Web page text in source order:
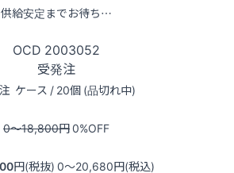
供給安定までお待ち…
OCD 2003052
受発注
ケース / 20個 (品切れ中)
0〜18,800円0%OFF
円(税抜) 0〜20,680円(税込)